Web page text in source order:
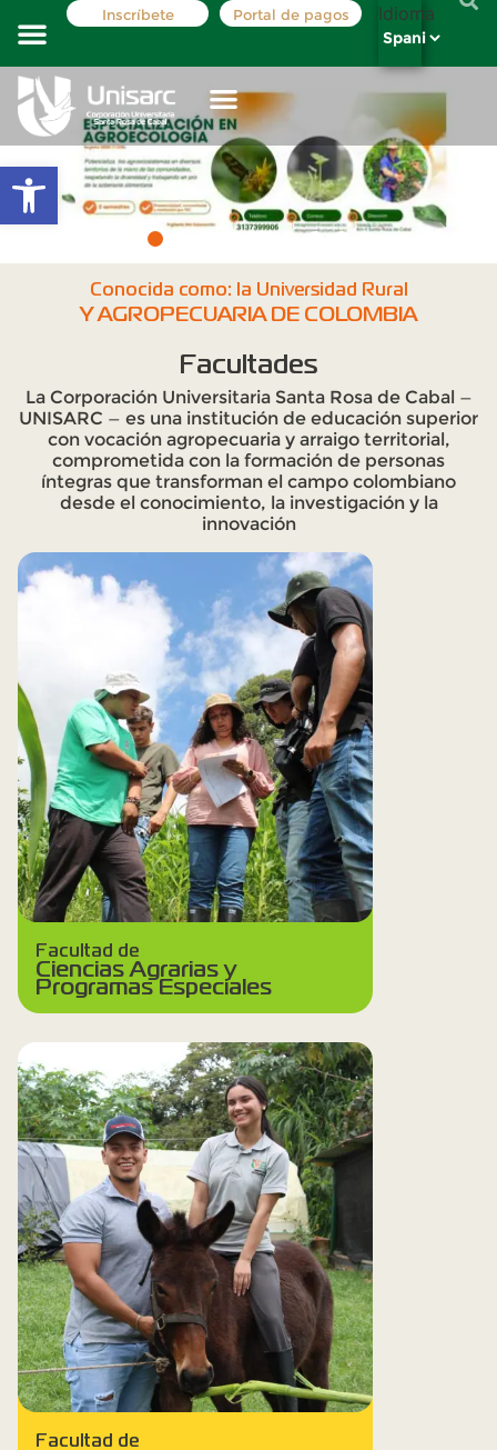
Abrir barra de herramientas
Inscríbete Portal de pagos Idioma
Conocida como: la Universidad Rural
Y AGROPECUARIA DE COLOMBIA
Facultades
La Corporación Universitaria Santa Rosa de Cabal —
UNISARC — es una institución de educación superior
con vocación agropecuaria y arraigo territorial,
comprometida con la formación de personas
íntegras que transforman el campo colombiano
desde el conocimiento, la investigación y la
innovación
Facultad de
Ciencias Agrarias y
Programas Especiales
Facultad de